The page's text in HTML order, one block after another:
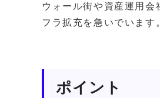
ウォール街や資産運用
フラ拡充を急いでいます
ポイント